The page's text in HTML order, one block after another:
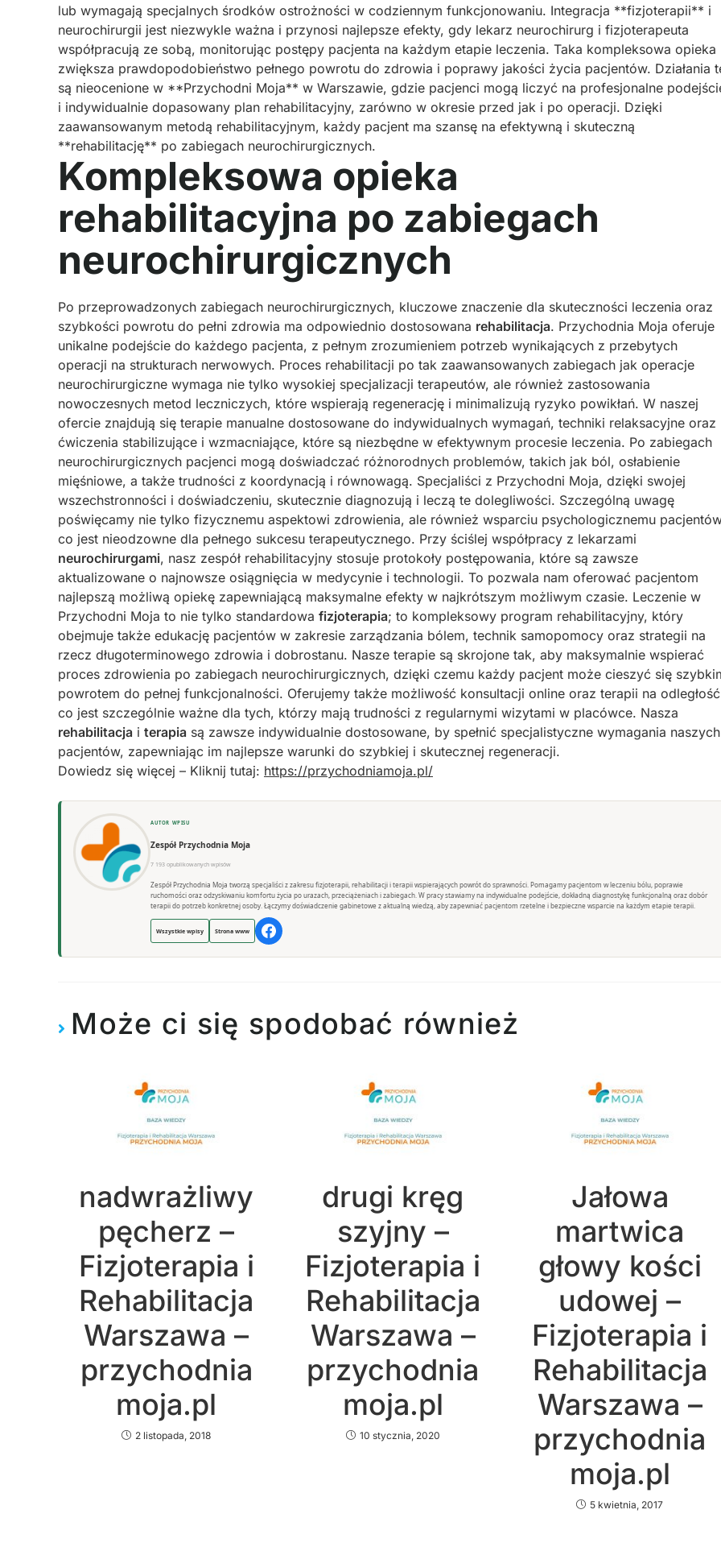
lub wymagają specjalnych środków ostrożności w codziennym funkcjonowaniu. Integracja **fizjoterapii** i
neurochirurgii jest niezwykle ważna i przynosi najlepsze efekty, gdy lekarz neurochirurg i fizjoterapeuta
współpracują ze sobą, monitorując postępy pacjenta na każdym etapie leczenia. Taka kompleksowa opieka
zwiększa prawdopodobieństwo pełnego powrotu do zdrowia i poprawy jakości życia pacjentów. Działania
są nieocenione w **Przychodni Moja** w Warszawie, gdzie pacjenci mogą liczyć na profesjonalne
i indywidualnie dopasowany plan rehabilitacyjny, zarówno w okresie przed jak i po operacji. Dzięki
zaawansowanym metodą rehabilitacyjnym, każdy pacjent ma szansę na efektywną i skuteczną
**rehabilitację** po zabiegach neurochirurgicznych.
Kompleksowa opieka
rehabilitacyjna po zabiegach
neurochirurgicznych
Po przeprowadzonych zabiegach neurochirurgicznych, kluczowe znaczenie dla skuteczności leczenia oraz
szybkości powrotu do pełni zdrowia ma odpowiednio dostosowana rehabilitacja. Przychodnia Moja oferuje
unikalne podejście do każdego pacjenta, z pełnym zrozumieniem potrzeb wynikających z przebytych
operacji na strukturach nerwowych. Proces rehabilitacji po tak zaawansowanych zabiegach jak operacje
neurochirurgiczne wymaga nie tylko wysokiej specjalizacji terapeutów, ale również zastosowania
nowoczesnych metod leczniczych, które wspierają regenerację i minimalizują ryzyko powikłań. W naszej
ofercie znajdują się terapie manualne dostosowane do indywidualnych wymagań, techniki relaksacyjne oraz
ćwiczenia stabilizujące i wzmacniające, które są niezbędne w efektywnym procesie leczenia. Po zabiegach
neurochirurgicznych pacjenci mogą doświadczać różnorodnych problemów, takich jak ból, osłabienie
mięśniowe, a także trudności z koordynacją i równowagą. Specjaliści z Przychodni Moja, dzięki swojej
wszechstronności i doświadczeniu, skutecznie diagnozują i leczą te dolegliwości. Szczególną uwagę
poświęcamy nie tylko fizycznemu aspektowi zdrowienia, ale również wsparciu psychologicznemu
co jest nieodzowne dla pełnego sukcesu terapeutycznego. Przy ściślej współpracy z lekarzami
neurochirurgami, nasz zespół rehabilitacyjny stosuje protokoły postępowania, które są zawsze
aktualizowane o najnowsze osiągnięcia w medycynie i technologii. To pozwala nam oferować pacjentom
najlepszą możliwą opiekę zapewniającą maksymalne efekty w najkrótszym możliwym czasie. Leczenie w
Przychodni Moja to nie tylko standardowa fizjoterapia; to kompleksowy program rehabilitacyjny, który
obejmuje także edukację pacjentów w zakresie zarządzania bólem, technik samopomocy oraz strategii na
rzecz długoterminowego zdrowia i dobrostanu. Nasze terapie są skrojone tak, aby maksymalnie wspierać
proces zdrowienia po zabiegach neurochirurgicznych, dzięki czemu każdy pacjent może cieszyć się
powrotem do pełnej funkcjonalności. Oferujemy także możliwość konsultacji online oraz terapii na
co jest szczególnie ważne dla tych, którzy mają trudności z regularnymi wizytami w placówce. Nasza
rehabilitacja i terapia są zawsze indywidualnie dostosowane, by spełnić specjalistyczne wymagania naszych
pacjentów, zapewniając im najlepsze warunki do szybkiej i skutecznej regeneracji.
Dowiedz się więcej – Kliknij tutaj: https://przychodniamoja.pl/
AUTOR WPISU
Zespół Przychodnia Moja
7 193 opublikowanych wpisów
Zespół Przychodnia Moja tworzą specjaliści z zakresu fizjoterapii, rehabilitacji i terapii wspierających powrót do sprawności. Pomagamy pacjentom w leczeniu bólu, poprawie
ruchomości oraz odzyskiwaniu komfortu życia po urazach, przeciążeniach i zabiegach. W pracy stawiamy na indywidualne podejście, dokładną diagnostykę funkcjonalną oraz dobór
terapii do potrzeb konkretnej osoby. Łączymy doświadczenie gabinetowe z aktualną wiedzą, aby zapewniać pacjentom rzetelne i bezpieczne wsparcie na każdym etapie terapii.
Wszystkie wpisy Strona www
Może ci się spodobać również
nadwrażliwy
pęcherz –
Fizjoterapia i
Rehabilitacja
Warszawa –
przychodnia
moja.pl
2 listopada, 2018
drugi kręg
szyjny –
Fizjoterapia i
Rehabilitacja
Warszawa –
przychodnia
moja.pl
10 stycznia, 2020
Jałowa
martwica
głowy kości
udowej –
Fizjoterapia i
Rehabilitacja
Warszawa –
przychodnia
moja.pl
5 kwietnia, 2017